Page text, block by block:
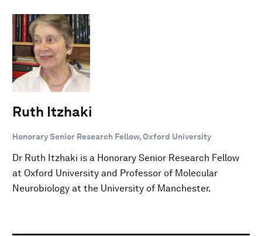
Ruth Itzhaki
Honorary Senior Research Fellow, Oxford University
Dr Ruth Itzhaki is a Honorary Senior Research Fellow
at Oxford University and Professor of Molecular
Neurobiology at the University of Manchester.